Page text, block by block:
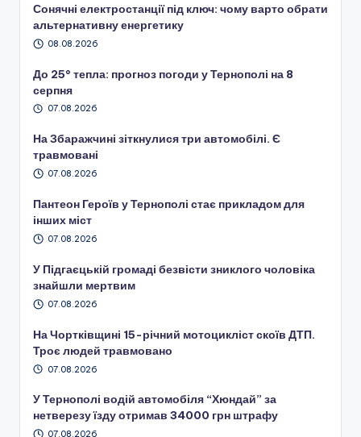
Сонячні електростанції під ключ: чому варто обрати
альтернативну енергетику
08.08.2026
До 25° тепла: прогноз погоди у Тернополі на 8
серпня
07.08.2026
На Збаражчині зіткнулися три автомобілі. Є
травмовані
07.08.2026
Пантеон Героїв у Тернополі стає прикладом для
інших міст
07.08.2026
У Підгаєцькій громаді безвісти зниклого чоловіка
знайшли мертвим
07.08.2026
На Чортківщині 15-річний мотоцикліст скоїв ДТП.
Троє людей травмовано
07.08.2026
У Тернополі водій автомобіля “Хюндай” за
нетверезу їзду отримав 34000 грн штрафу
07.08.2026